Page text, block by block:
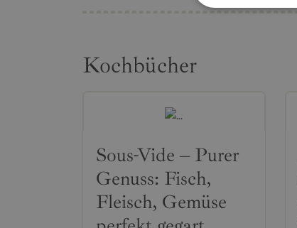
Kochbücher
Sous-Vide – Purer
Genuss: Fisch,
Fleisch, Gemüse